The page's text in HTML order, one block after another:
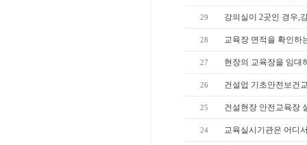
29 강의실이 2곳인 경우,
28 교육장 면적을 확인하
27 현장의 교육장을 임대
26 건설업 기초안전보건
25 건설현장 안전교육장
24 교육실시기관은 어디